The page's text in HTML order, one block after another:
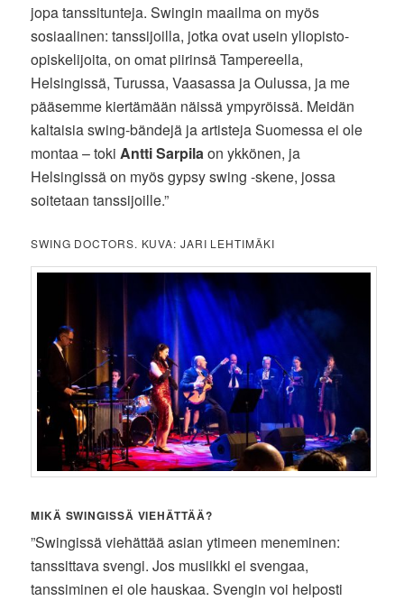
jopa tanssitunteja. Swingin maailma on myös
sosiaalinen: tanssijoilla, jotka ovat usein yliopisto-
opiskelijoita, on omat piirinsä Tampereella,
Helsingissä, Turussa, Vaasassa ja Oulussa, ja me
pääsemme kiertämään näissä ympyröissä. Meidän
kaltaisia swing-bändejä ja artisteja Suomessa ei ole
montaa – tokiAntti Sarpilaon ykkönen, ja
Helsingissä on myös gypsy swing -skene, jossa
soitetaan tanssijoille.”
SWING DOCTORS. KUVA: JARI LEHTIMÄKI
MIKÄ SWINGISSÄ VIEHÄTTÄÄ?
”Swingissä viehättää asian ytimeen meneminen:
tanssittava svengi. Jos musiikki ei svengaa,
tanssiminen ei ole hauskaa. Svengin voi helposti